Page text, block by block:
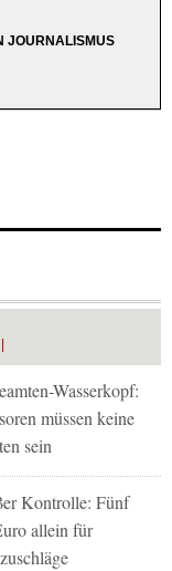
JOURNALISMUS
Wasserkopf:
müssen keine
sein
Kontrolle: Fünf
allein für